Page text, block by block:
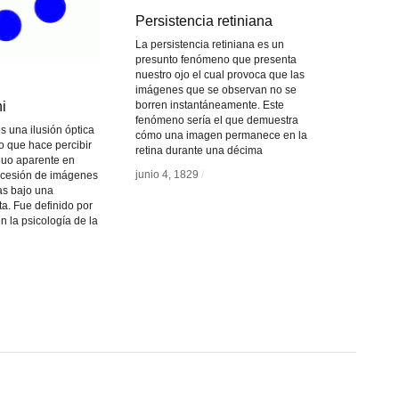
una ilusión óptica
que hace percibir
aparente en
de imágenes
bajo una
Fue definido por
la psicología de la
Persistencia retiniana
La persistencia retiniana es un
presunto fenómeno que presenta
nuestro ojo el cual provoca que las
imágenes que se observan no se
borren instantáneamente. Este
fenómeno sería el que demuestra
cómo una imagen permanece en la
retina durante una décima
junio 4, 1829 /
Persistencia retiniana
junio 4, 1829 /